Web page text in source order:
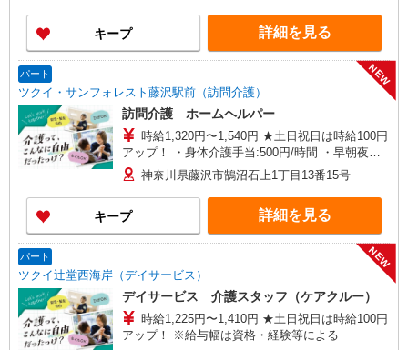
キープ 詳細を見る
パート
ツクイ・サンフォレスト藤沢駅前（訪問介護）
NEW
訪問介護 ホームヘルパー
時給1,320円〜1,540円 ★土日祝日は時給100円
アップ！ ・身体介護手当:500円/時間 ・早朝夜間
深夜手当:300円/時間 （18:00〜翌07:59の時間
帯） ・ICT手当:2,000円/月 ・深夜割増は別途支給
・ケア→ケアの移動時間も賃金（時給）を支給 ※
給与幅は資格・経験等による
神奈川県藤沢市鵠沼石上1丁目13番15号
キープ 詳細を見る
パート
ツクイ辻堂西海岸（デイサービス）
NEW
デイサービス 介護スタッフ（ケアクルー）
時給1,225円〜1,410円 ★土日祝日は時給100円
アップ！ ※給与幅は資格・経験等による